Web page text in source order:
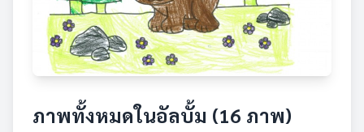
ภาพทั้งหมดในอัลบั้ม (16 ภาพ)